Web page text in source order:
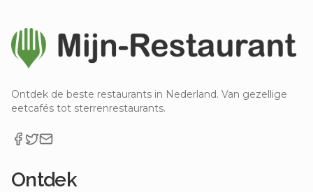
Ontdek de beste restaurants in Nederland. Van gezellige
eetcafés tot sterrenrestaurants.
Ontdek